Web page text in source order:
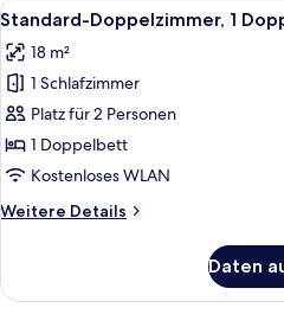
Alle
Fotos
für
Standard-
Doppelzimmer,
1
Doppelbett
9
Standard-Doppelzimmer, 1
18 m²
1 Schlafzimmer
Platz für 2 Personen
1 Doppelbett
Kostenloses WLAN
Weitere Details
Weitere
Doppelzimmer,
Daten